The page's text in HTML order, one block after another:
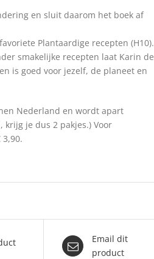
en sluit daarom het boek af
Plantaardige recepten (H10).
smakelijke recepten laat Karin de
is goed voor jezelf, de planeet en
Nederland en wordt apart
krijg je dus 2 pakjes.) Voor
Email dit
product